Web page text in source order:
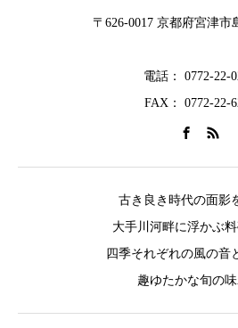
〒626-0017 京都府宮津市
電話： 0772-22-
FAX： 0772-22-
古き良き時代の面影
大手川河畔に浮かぶ
四季それぞれの風の音
趣ゆたかな旬の